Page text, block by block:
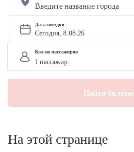
Дата поездки
Сегодня, 8.08.26
Кол-во пассажиров
Найти билеты
На этой странице